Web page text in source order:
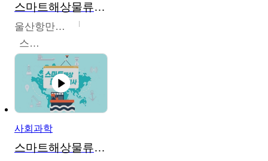
스마트해상물류관리사 교육과정
울산항만공사
스마트해상물류관리사 교육위원회
사회과학
스마트해상물류관리사 교육과정2